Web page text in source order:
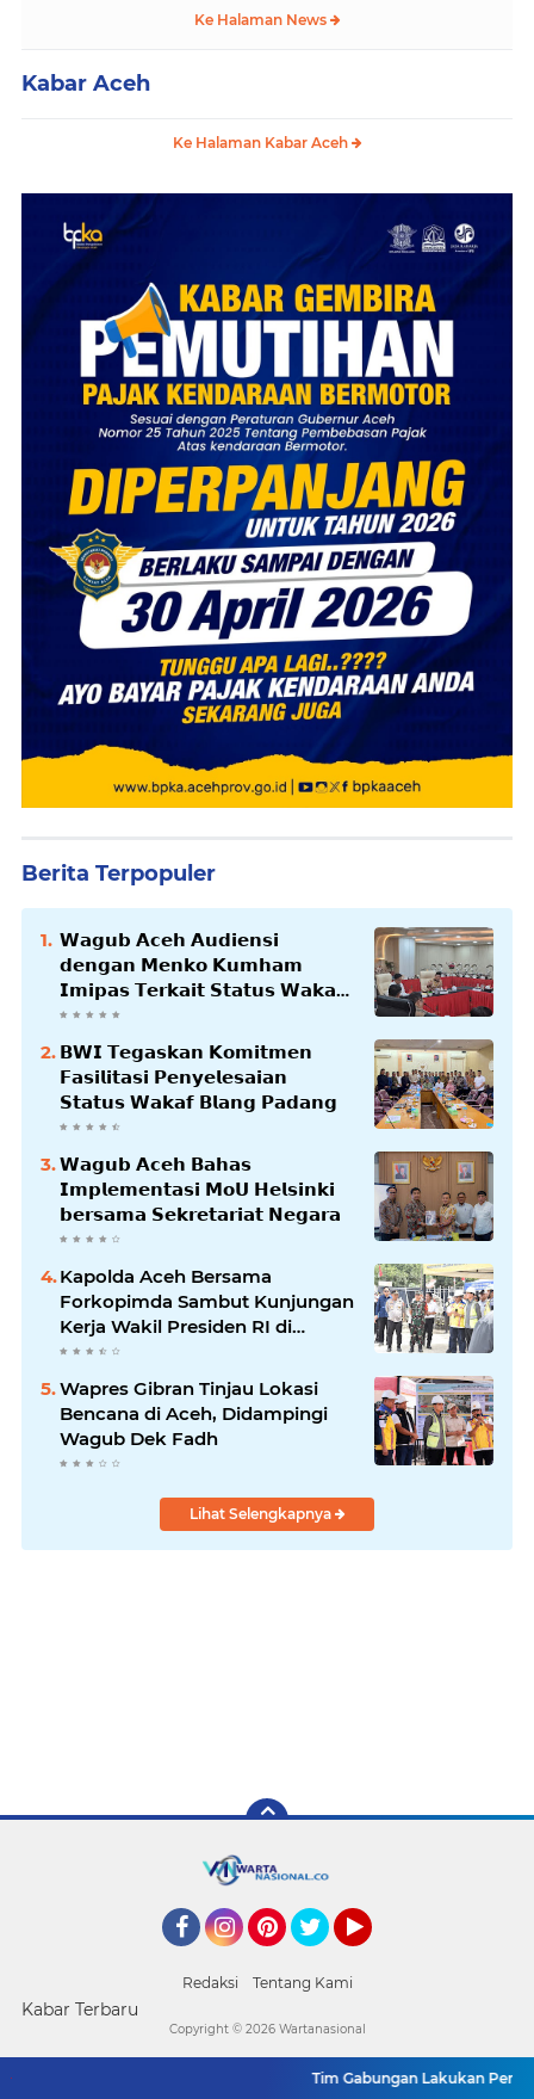
Ke Halaman News
Kabar Aceh
Ke Halaman Kabar Aceh
Berita Terpopuler
𝗪𝗮𝗴𝘂𝗯 𝗔𝗰𝗲𝗵 𝗔𝘂𝗱𝗶𝗲𝗻𝘀𝗶
𝗱𝗲𝗻𝗴𝗮𝗻 𝗠𝗲𝗻𝗸𝗼 𝗞𝘂𝗺𝗵𝗮𝗺
𝗜𝗺𝗶𝗽𝗮𝘀 𝗧𝗲𝗿𝗸𝗮𝗶𝘁 𝗦𝘁𝗮𝘁𝘂𝘀 𝗪𝗮𝗸𝗮𝗳
𝗕𝗹𝗮𝗻𝗴𝗽𝗮𝗱𝗮𝗻𝗴
𝗕𝗪𝗜 𝗧𝗲𝗴𝗮𝘀𝗸𝗮𝗻 𝗞𝗼𝗺𝗶𝘁𝗺𝗲𝗻
𝗙𝗮𝘀𝗶𝗹𝗶𝘁𝗮𝘀𝗶 𝗣𝗲𝗻𝘆𝗲𝗹𝗲𝘀𝗮𝗶𝗮𝗻
𝗦𝘁𝗮𝘁𝘂𝘀 𝗪𝗮𝗸𝗮𝗳 𝗕𝗹𝗮𝗻𝗴 𝗣𝗮𝗱𝗮𝗻𝗴
𝗪𝗮𝗴𝘂𝗯 𝗔𝗰𝗲𝗵 𝗕𝗮𝗵𝗮𝘀
𝗜𝗺𝗽𝗹𝗲𝗺𝗲𝗻𝘁𝗮𝘀𝗶 𝗠𝗼𝗨 𝗛𝗲𝗹𝘀𝗶𝗻𝗸𝗶
𝗯𝗲𝗿𝘀𝗮𝗺𝗮 𝗦𝗲𝗸𝗿𝗲𝘁𝗮𝗿𝗶𝗮𝘁 𝗡𝗲𝗴𝗮𝗿𝗮
Kapolda Aceh Bersama
Forkopimda Sambut Kunjungan
Kerja Wakil Presiden RI di
Kabupaten Bireuen
Wapres Gibran Tinjau Lokasi
Bencana di Aceh, Didampingi
Wagub Dek Fadh
Lihat Selengkapnya
Redaksi Tentang Kami
Kabar Terbaru
Tim Gabungan Lakukan
Copyright © 2026 Wartanasional